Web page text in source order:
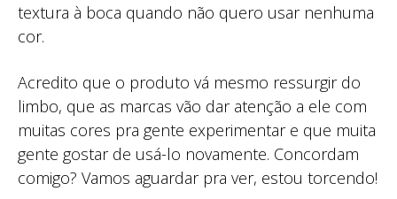
textura à boca quando não quero usar nenhuma
cor.
Acredito que o produto vá mesmo ressurgir do
limbo, que as marcas vão dar atenção a ele com
muitas cores pra gente experimentar e que muita
gente gostar de usá-lo novamente. Concordam
comigo? Vamos aguardar pra ver, estou torcendo!